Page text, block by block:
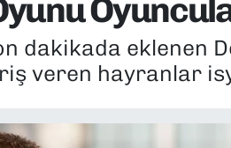
dakikada eklenen
veren hayranlar